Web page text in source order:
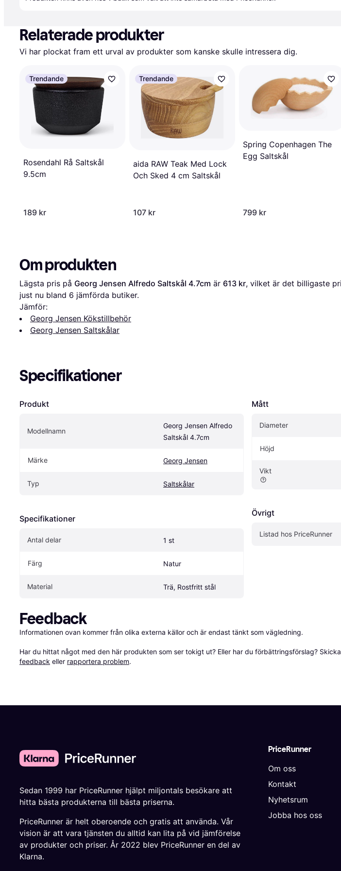
Relaterade produkter
Vi har plockat fram ett urval av produkter som kanske skulle intressera dig.
Trendande
Rosendahl Rå Saltskål
9.5cm
189 kr
Trendande
aida RAW Teak Med Lock
Och Sked 4 cm Saltskål
107 kr
Spring Copenhagen The
Egg Saltskål
799 kr
Om produkten
Lägsta pris på Georg Jensen Alfredo Saltskål 4.7cm är 613 kr, vilket är det billigaste
just nu bland 6 jämförda butiker.
Jämför:
Georg Jensen Kökstillbehör
Georg Jensen Saltskålar
Specifikationer
Produkt
Modellnamn
Georg Jensen Alfredo
Saltskål 4.7cm
Märke Georg Jensen
Typ Saltskålar
Specifikationer
Antal delar 1 st
Färg Natur
Material Trä, Rostfritt stål
Mått
Diameter
Höjd
Vikt
Övrigt
Listad hos PriceRunner
Feedback
Informationen ovan kommer från olika externa källor och är endast tänkt som vägledning.
Har du hittat något med den här produkten som ser tokigt ut? Eller har du förbättringsförslag? Skicka
feedback eller rapportera problem.
PriceRunner
Om oss
Kontakt
Nyhetsrum
Jobba hos oss
Sedan 1999 har PriceRunner hjälpt miljontals besökare att
hitta bästa produkterna till bästa priserna.
PriceRunner är helt oberoende och gratis att använda. Vår
vision är att vara tjänsten du alltid kan lita på vid jämförelse
av produkter och priser. År 2022 blev PriceRunner en del av
Klarna.